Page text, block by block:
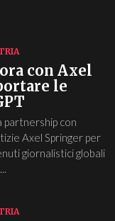
con Axel
le
con
Axel Springer per
giornalistici globali